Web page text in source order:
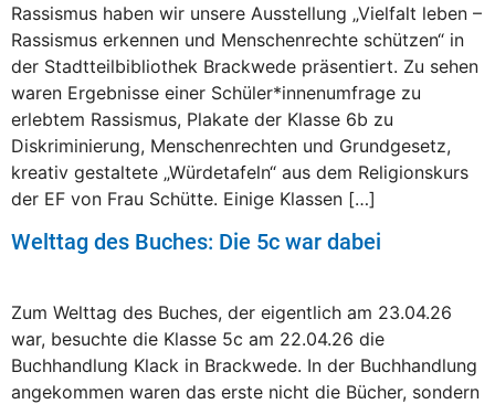
Rassismus haben wir unsere Ausstellung „Vielfalt leben –
Rassismus erkennen und Menschenrechte schützen“ in
der Stadtteilbibliothek Brackwede präsentiert. Zu sehen
waren Ergebnisse einer Schüler*innenumfrage zu
erlebtem Rassismus, Plakate der Klasse 6b zu
Diskriminierung, Menschenrechten und Grundgesetz,
kreativ gestaltete „Würdetafeln“ aus dem Religionskurs
der EF von Frau Schütte. Einige Klassen […]
Welttag des Buches: Die 5c war dabei
Zum Welttag des Buches, der eigentlich am 23.04.26
war, besuchte die Klasse 5c am 22.04.26 die
Buchhandlung Klack in Brackwede. In der Buchhandlung
angekommen waren das erste nicht die Bücher, sondern